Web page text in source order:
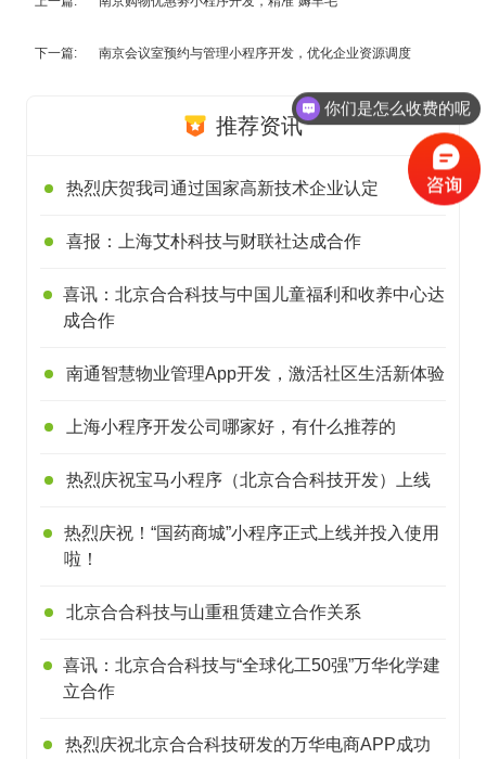
下一篇: 南京会议室预约与管理小程序开发，优化企业资源调度
推荐资讯
热烈庆贺我司通过国家高新技术企业认定
喜报：上海艾朴科技与财联社达成合作
喜讯：北京合合科技与中国儿童福利和收养中心达
成合作
南通智慧物业管理App开发，激活社区生活新体验
上海小程序开发公司哪家好，有什么推荐的
热烈庆祝宝马小程序（北京合合科技开发）上线
热烈庆祝！“国药商城”小程序正式上线并投入使用
啦！
北京合合科技与山重租赁建立合作关系
喜讯：北京合合科技与“全球化工50强”万华化学建
立合作
热烈庆祝北京合合科技研发的万华电商APP成功
你们是怎么收费的呢